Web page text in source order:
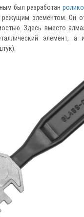
был разработан
элементом. Он
Здесь вместо
элемент, а